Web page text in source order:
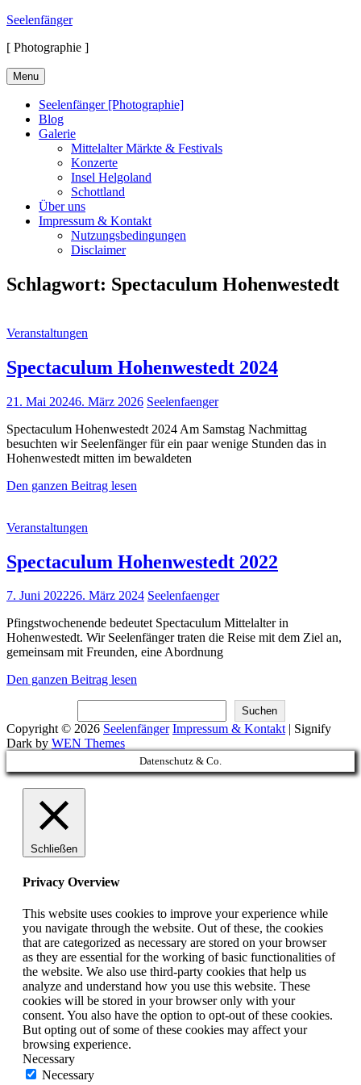
Skip
content
Seelenfänger
[ Photographie ]
Menu
Seelenfänger [Photographie]
Blog
Galerie
Mittelalter Märkte & Festivals
Konzerte
Insel Helgoland
Schottland
Über uns
Impressum & Kontakt
Nutzungsbedingungen
Disclaimer
Schlagwort: Spectaculum Hohenwestedt
Cat
Veranstaltungen
Spectaculum Hohenwestedt 2024
Posted
21. Mai 20246. März 2026 Seelenfaenger
Spectaculum Hohenwestedt 2024 Am Samstag Nachmittag
besuchten wir Seelenfänger für ein paar wenige Stunden das in
Hohenwestedt mitten im bewaldeten
Den ganzen Beitrag lesen
Cat
Veranstaltungen
Spectaculum Hohenwestedt 2022
Posted
7. Juni 202226. März 2024 Seelenfaenger
Pfingstwochenende bedeutet Spectaculum Mittelalter in
Hohenwestedt. Wir Seelenfänger traten die Reise mit dem Ziel an,
gemeinsam mit Freunden, eine Abordnung
Den ganzen Beitrag lesen
Suchen
Copyright © 2026 Seelenfänger Impressum & Kontakt| Signify
Dark by WEN Themes
Scroll
Up
Datenschutz & Co.
Schließen
Privacy Overview
This website uses cookies to improve your experience while
you navigate through the website. Out of these, the cookies
that are categorized as necessary are stored on your browser
as they are essential for the working of basic functionalities of
the website. We also use third-party cookies that help us
analyze and understand how you use this website. These
cookies will be stored in your browser only with your
consent. You also have the option to opt-out of these cookies.
But opting out of some of these cookies may affect your
browsing experience.
Necessary
Necessary